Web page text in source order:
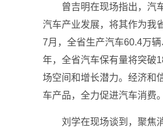
曾吉明在现场指出，汽
汽车产业发展，将其作为我
7月，全省生产汽车60.4万
年，全省汽车保有量将突破
场空间和增长潜力。经济和
车产品，全力促进汽车消费。
刘学在现场谈到，聚焦